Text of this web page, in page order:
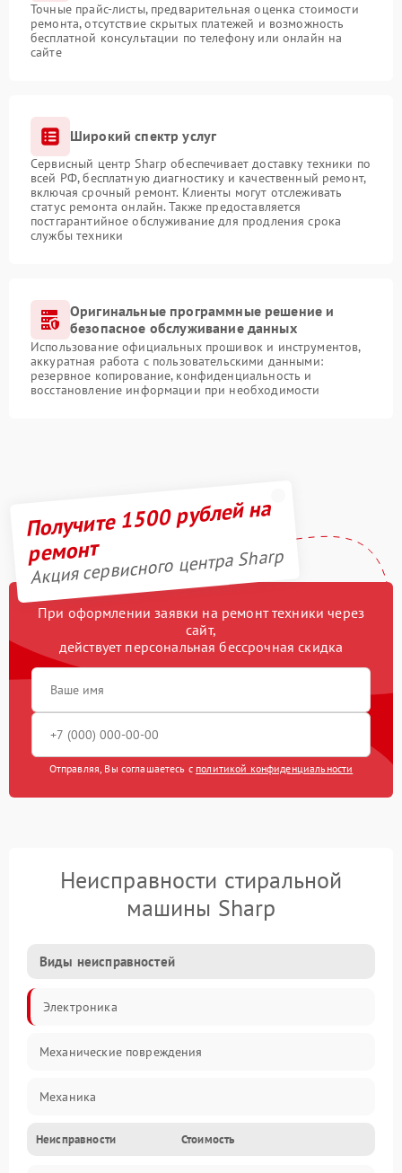
Точные прайс-листы, предварительная оценка стоимости
ремонта, отсутствие скрытых платежей и возможность
бесплатной консультации по телефону или онлайн на
сайте
Широкий спектр услуг
Сервисный центр Sharp обеспечивает доставку техники по
всей РФ, бесплатную диагностику и качественный ремонт,
включая срочный ремонт. Клиенты могут отслеживать
статус ремонта онлайн. Также предоставляется
постгарантийное обслуживание для продления срока
службы техники
Оригинальные программные решение и
безопасное обслуживание данных
Использование официальных прошивок и инструментов,
аккуратная работа с пользовательскими данными:
резервное копирование, конфиденциальность и
восстановление информации при необходимости
Получите 1500 рублей на
ремонт
Акция сервисного центра Sharp
При оформлении заявки на ремонт техники через
сайт,
действует персональная бессрочная скидка
Отправляя, Вы соглашаетесь с политикой конфиденциальности
Неисправности стиральной
машины Sharp
Виды неисправностей
Электроника
Механические повреждения
Механика
Электропитание
Неисправности Стоимость